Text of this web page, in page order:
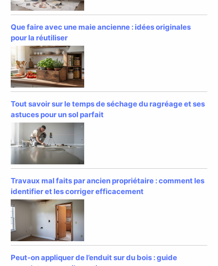
Que faire avec une maie ancienne : idées originales
pour la réutiliser
Tout savoir sur le temps de séchage du ragréage et ses
astuces pour un sol parfait
Travaux mal faits par ancien propriétaire : comment les
identifier et les corriger efficacement
Peut-on appliquer de l’enduit sur du bois : guide